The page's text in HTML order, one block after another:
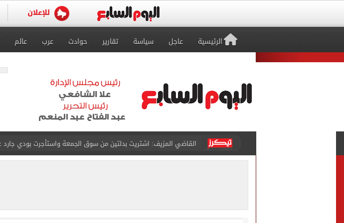
الرئيسية عاجل سياسة تقارير حوادث عرب عالم
برشلونة يطرح تذاكر مواجهة الأهلي على كأس خوان جامبر